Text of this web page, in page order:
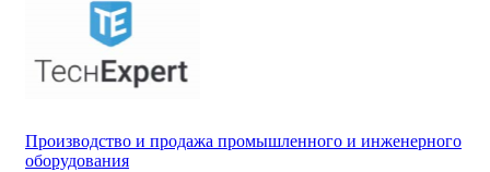
Производство и продажа промышленного и инженерного
оборудования